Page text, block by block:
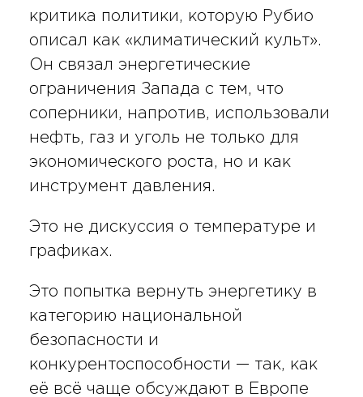
критика политики, которую Рубио
описал как «климатический культ».
Он связал энергетические
ограничения Запада с тем, что
соперники, напротив, использовали
нефть, газ и уголь не только для
экономического роста, но и как
инструмент давления.
Это не дискуссия о температуре и
графиках.
Это попытка вернуть энергетику в
категорию национальной
безопасности и
конкурентоспособности — так, как
её всё чаще обсуждают в Европе